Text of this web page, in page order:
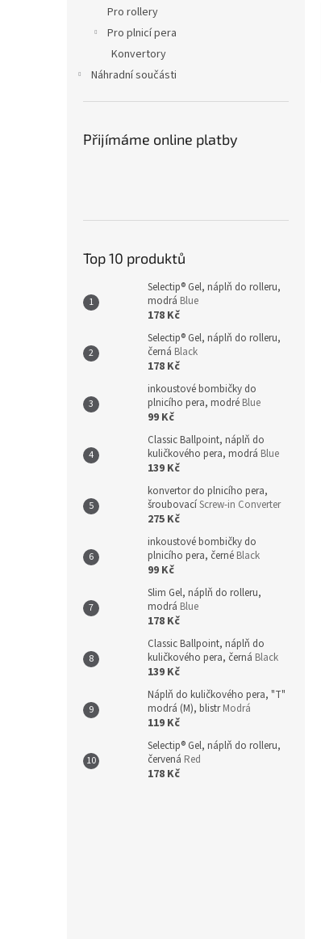
Pro rollery
Pro plnicí pera
Konvertory
Náhradní součásti
Přijímáme online platby
Top 10 produktů
Selectip® Gel, náplň do rolleru,
modrá Blue
178 Kč
Selectip® Gel, náplň do rolleru,
černá Black
178 Kč
inkoustové bombičky do
plnicího pera, modré Blue
99 Kč
Classic Ballpoint, náplň do
kuličkového pera, modrá Blue
139 Kč
konvertor do plnicího pera,
šroubovacíScrew-in Converter
275 Kč
inkoustové bombičky do
plnicího pera, černé Black
99 Kč
Slim Gel, náplň do rolleru,
modrá Blue
178 Kč
Classic Ballpoint, náplň do
kuličkového pera, černá Black
139 Kč
Náplň do kuličkového pera, "T"
modrá (M), blistrModrá
119 Kč
Selectip® Gel, náplň do rolleru,
červená Red
178 Kč